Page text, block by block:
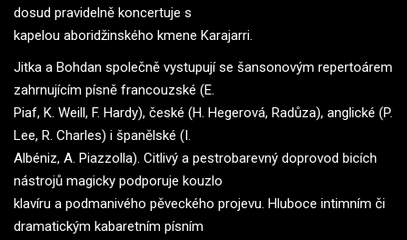
dosud pravidelně koncertuje s
kapelou aboridžinského kmene Karajarri.
Jitka a Bohdan společně vystupují se šansonovým repertoárem
zahrnujícím písně francouzské (E.
Piaf, K. Weill, F. Hardy), české (H. Hegerová, Radůza), anglické (P.
Lee, R. Charles) i španělské (I.
Albéniz, A. Piazzolla). Citlivý a pestrobarevný doprovod bicích
nástrojů magicky podporuje kouzlo
klavíru a podmanivého pěveckého projevu. Hluboce intimním či
dramatickým kabaretním písním